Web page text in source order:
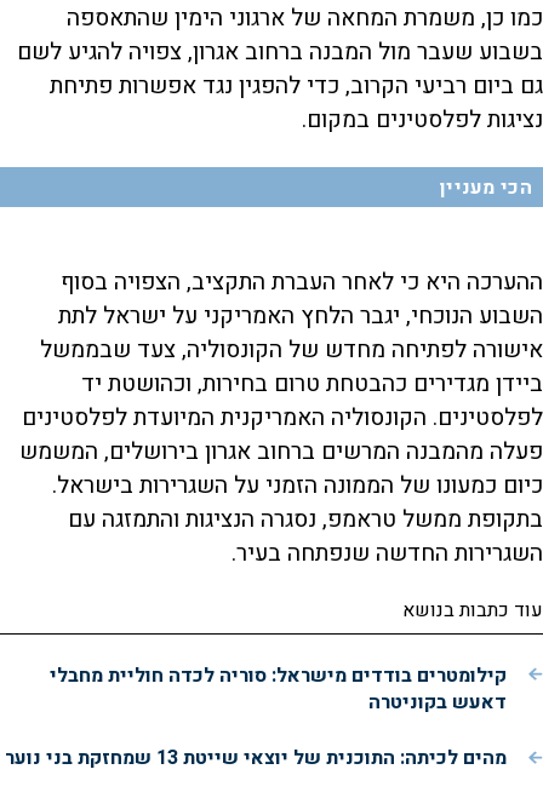
כמו כן, משמרת המחאה של ארגוני הימין שהתאספה
בשבוע שעבר מול המבנה ברחוב אגרון, צפויה להגיע לשם
גם ביום רביעי הקרוב, כדי להפגין נגד אפשרות פתיחת
נציגות לפלסטינים במקום.
הכי מעניין
ההערכה היא כי לאחר העברת התקציב, הצפויה בסוף
השבוע הנוכחי, יגבר הלחץ האמריקני על ישראל לתת
אישורה לפתיחה מחדש של הקונסוליה, צעד שבממשל
ביידן מגדירים כהבטחת טרום בחירות, וכהושטת יד
לפלסטינים. הקונסוליה האמריקנית המיועדת לפלסטינים
פעלה מהמבנה המרשים ברחוב אגרון בירושלים, המשמש
כיום כמעונו של הממונה הזמני על השגרירות בישראל.
בתקופת ממשל טראמפ, נסגרה הנציגות והתמזגה עם
השגרירות החדשה שנפתחה בעיר.
עוד כתבות בנושא
קילומטרים בודדים מישראל: סוריה לכדה חוליית מחבלי
דאעש בקוניטרה
מהים לכיתה: התוכנית של יוצאי שייטת 13 שמחזקת בני נוער